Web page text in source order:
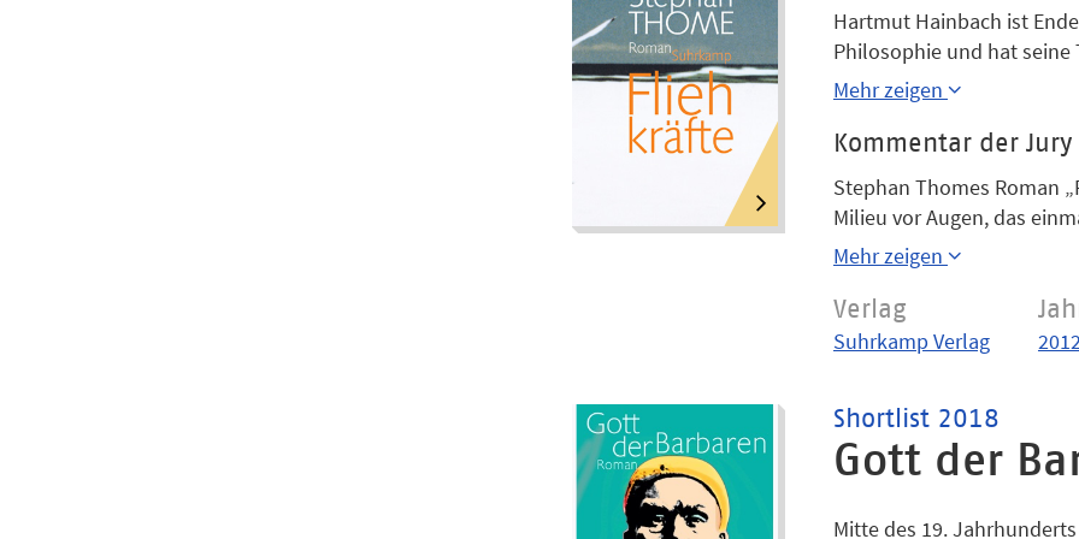
Hartmut Hainbach ist
Philosophie und hat seine
immer noch liebt.
gezogen, sodass aus der
gemeinsame Tochter hält
einem Berufswechsel
dem er dachte, dass die
Mehr zeigen
Kommentar der Jury
Stephan Thomes Roman
Milieu vor Augen, das
jedoch mit Wucht
daherkommenden
einsehen muss, dass ihr
eine viel größere
Mehr zeigen
Verlag
Suhrkamp Verlag
Shortlist 2018
Gott der
Mitte des 19.